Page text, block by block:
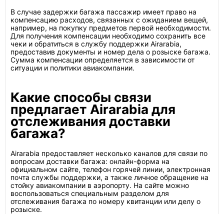
В случае задержки багажа пассажир имеет право на
компенсацию расходов, связанных с ожиданием вещей,
например, на покупку предметов первой необходимости.
Для получения компенсации необходимо сохранить все
чеки и обратиться в службу поддержки Airarabia,
предоставив документы и номер дела о розыске багажа.
Сумма компенсации определяется в зависимости от
ситуации и политики авиакомпании.
Какие способы связи
предлагает Airarabia для
отслеживания доставки
багажа?
Airarabia предоставляет несколько каналов для связи по
вопросам доставки багажа: онлайн-форма на
официальном сайте, телефон горячей линии, электронная
почта службы поддержки, а также личное обращение на
стойку авиакомпании в аэропорту. На сайте можно
воспользоваться специальным разделом для
отслеживания багажа по номеру квитанции или делу о
розыске.